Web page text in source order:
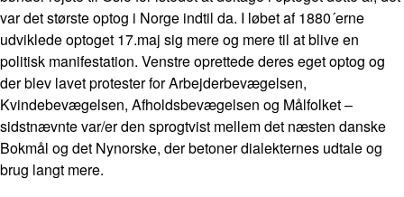
var det største optog i Norge indtil da. I løbet af 1880´erne
udviklede optoget 17.maj sig mere og mere til at blive en
politisk manifestation. Venstre oprettede deres eget optog og
der blev lavet protester for Arbejderbevægelsen,
Kvindebevægelsen, Afholdsbevægelsen og Målfolket –
sidstnævnte var/er den sprogtvist mellem det næsten danske
Bokmål og det Nynorske, der betoner dialekternes udtale og
brug langt mere.